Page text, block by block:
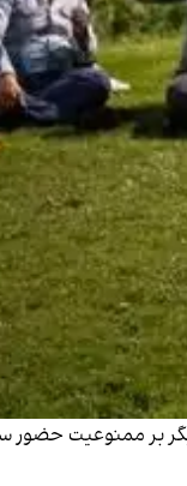
بر ممنوعیت